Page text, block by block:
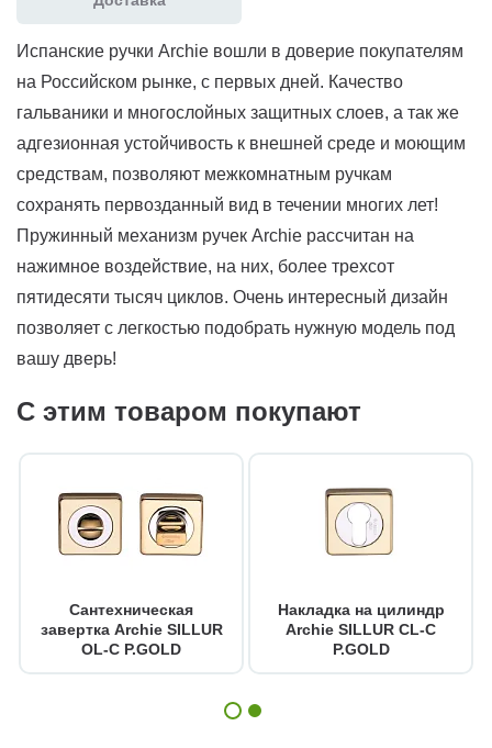
Испанские ручки Archie вошли в доверие покупателям
на Российском рынке, с первых дней. Качество
гальваники и многослойных защитных слоев, а так же
адгезионная устойчивость к внешней среде и моющим
средствам, позволяют межкомнатным ручкам
сохранять первозданный вид в течении многих лет!
Пружинный механизм ручек Archie рассчитан на
нажимное воздействие, на них, более трехсот
пятидесяти тысяч циклов. Очень интересный дизайн
позволяет с легкостью подобрать нужную модель под
вашу дверь!
С этим товаром покупают
Сантехническая
завертка Archie SILLUR
OL-C P.GOLD
Накладка на цилиндр
Archie SILLUR CL-C
P.GOLD